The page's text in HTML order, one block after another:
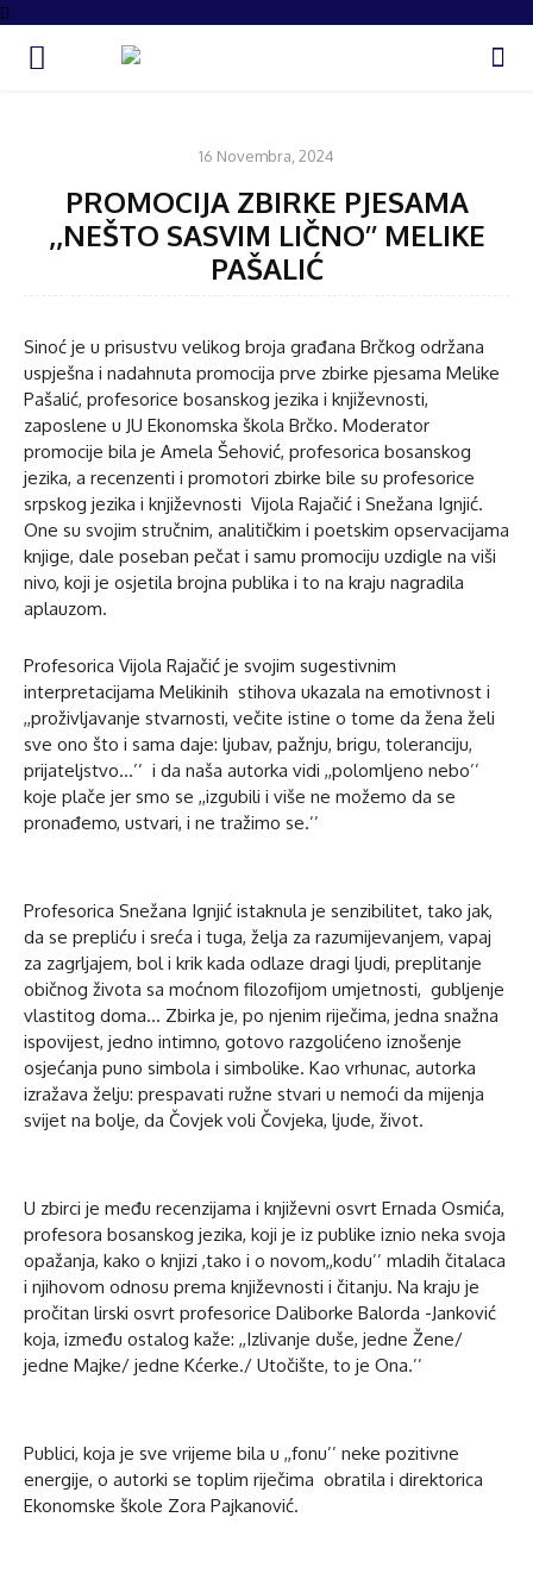
16 Novembra, 2024
PROMOCIJA ZBIRKE PJESAMA
,,NEŠTO SASVIM LIČNO’’ MELIKE
PAŠALIĆ
Sinoć je u prisustvu velikog broja građana Brčkog održana
uspješna i nadahnuta promocija prve zbirke pjesama Melike
Pašalić, profesorice bosanskog jezika i književnosti,
zaposlene u JU Ekonomska škola Brčko. Moderator
promocije bila je Amela Šehović, profesorica bosanskog
jezika, a recenzenti i promotori zbirke bile su profesorice
srpskog jezika i književnosti Vijola Rajačić i Snežana Ignjić.
One su svojim stručnim, analitičkim i poetskim opservacijama
knjige, dale poseban pečat i samu promociju uzdigle na viši
nivo, koji je osjetila brojna publika i to na kraju nagradila
aplauzom.
Profesorica Vijola Rajačić je svojim sugestivnim
interpretacijama Melikinih stihova ukazala na emotivnost i
,,proživljavanje stvarnosti, večite istine o tome da žena želi
sve ono što i sama daje: ljubav, pažnju, brigu, toleranciju,
prijateljstvo…’’ i da naša autorka vidi ,,polomljeno nebo’’
koje plače jer smo se ,,izgubili i više ne možemo da se
pronađemo, ustvari, i ne tražimo se.’’
Profesorica Snežana Ignjić istaknula je senzibilitet, tako jak,
da se prepliću i sreća i tuga, želja za razumijevanjem, vapaj
za zagrljajem, bol i krik kada odlaze dragi ljudi, preplitanje
običnog života sa moćnom filozofijom umjetnosti, gubljenje
vlastitog doma… Zbirka je, po njenim riječima, jedna snažna
ispovijest, jedno intimno, gotovo razgolićeno iznošenje
osjećanja puno simbola i simbolike. Kao vrhunac, autorka
izražava želju: prespavati ružne stvari u nemoći da mijenja
svijet na bolje, da Čovjek voli Čovjeka, ljude, život.
U zbirci je među recenzijama i književni osvrt Ernada Osmića,
profesora bosanskog jezika, koji je iz publike iznio neka svoja
opažanja, kako o knjizi ,tako i o novom,,kodu’’ mladih čitalaca
i njihovom odnosu prema književnosti i čitanju. Na kraju je
pročitan lirski osvrt profesorice Daliborke Balorda -Janković
koja, između ostalog kaže: ,,Izlivanje duše, jedne Žene/
jedne Majke/ jedne Kćerke./ Utočište, to je Ona.’’
Publici, koja je sve vrijeme bila u ,,fonu’’ neke pozitivne
energije, o autorki se toplim riječima obratila i direktorica
Ekonomske škole Zora Pajkanović.